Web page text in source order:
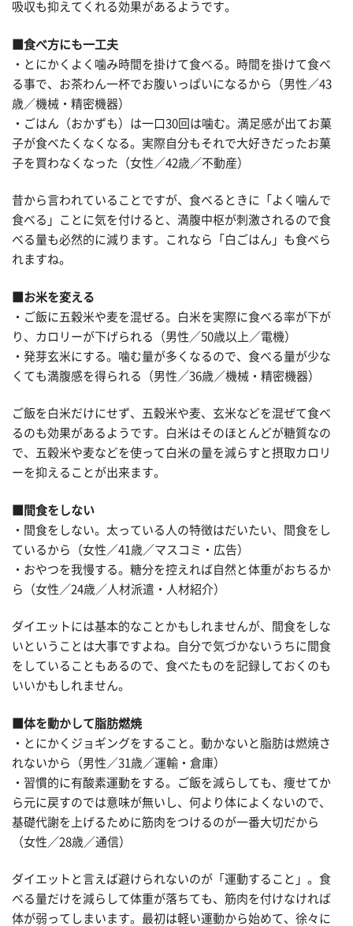
吸収も抑えてくれる効果があるようです。
■食べ方にも一工夫
・とにかくよく噛み時間を掛けて食べる。時間を掛けて食べ
る事で、お茶わん一杯でお腹いっぱいになるから（男性／43
歳／機械・精密機器）
・ごはん（おかずも）は一口30回は噛む。満足感が出てお菓
子が食べたくなくなる。実際自分もそれで大好きだったお菓
子を買わなくなった（女性／42歳／不動産）
昔から言われていることですが、食べるときに「よく噛んで
食べる」ことに気を付けると、満腹中枢が刺激されるので食
べる量も必然的に減ります。これなら「白ごはん」も食べら
れますね。
■お米を変える
・ご飯に五穀米や麦を混ぜる。白米を実際に食べる率が下が
り、カロリーが下げられる（男性／50歳以上／電機）
・発芽玄米にする。噛む量が多くなるので、食べる量が少な
くても満腹感を得られる（男性／36歳／機械・精密機器）
ご飯を白米だけにせず、五穀米や麦、玄米などを混ぜて食べ
るのも効果があるようです。白米はそのほとんどが糖質なの
で、五穀米や麦などを使って白米の量を減らすと摂取カロリ
ーを抑えることが出来ます。
■間食をしない
・間食をしない。太っている人の特徴はだいたい、間食をし
ているから（女性／41歳／マスコミ・広告）
・おやつを我慢する。糖分を控えれば自然と体重がおちるか
ら（女性／24歳／人材派遣・人材紹介）
ダイエットには基本的なことかもしれませんが、間食をしな
いということは大事ですよね。自分で気づかないうちに間食
をしていることもあるので、食べたものを記録しておくのも
いいかもしれません。
■体を動かして脂肪燃焼
・とにかくジョギングをすること。動かないと脂肪は燃焼さ
れないから（男性／31歳／運輸・倉庫）
・習慣的に有酸素運動をする。ご飯を減らしても、痩せてか
ら元に戻すのでは意味が無いし、何より体によくないので、
基礎代謝を上げるために筋肉をつけるのが一番大切だから
（女性／28歳／通信）
ダイエットと言えば避けられないのが「運動すること」。食
べる量だけを減らして体重が落ちても、筋肉を付けなければ
体が弱ってしまいます。最初は軽い運動から始めて、徐々に